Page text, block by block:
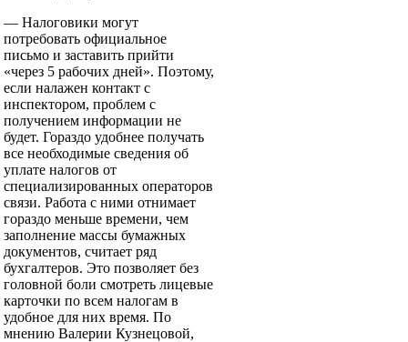
— Налоговики могут
потребовать официальное
письмо и заставить прийти
«через 5 рабочих дней». Поэтому,
если налажен контакт с
инспектором, проблем с
получением информации не
будет. Гораздо удобнее получать
все необходимые сведения об
уплате налогов от
специализированных операторов
связи. Работа с ними отнимает
гораздо меньше времени, чем
заполнение массы бумажных
документов, считает ряд
бухгалтеров. Это позволяет без
головной боли смотреть лицевые
карточки по всем налогам в
удобное для них время. По
мнению Валерии Кузнецовой,